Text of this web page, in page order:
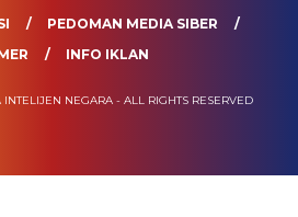
PEDOMAN MEDIA SIBER
INFO IKLAN
NEGARA - ALL RIGHTS RESERVED